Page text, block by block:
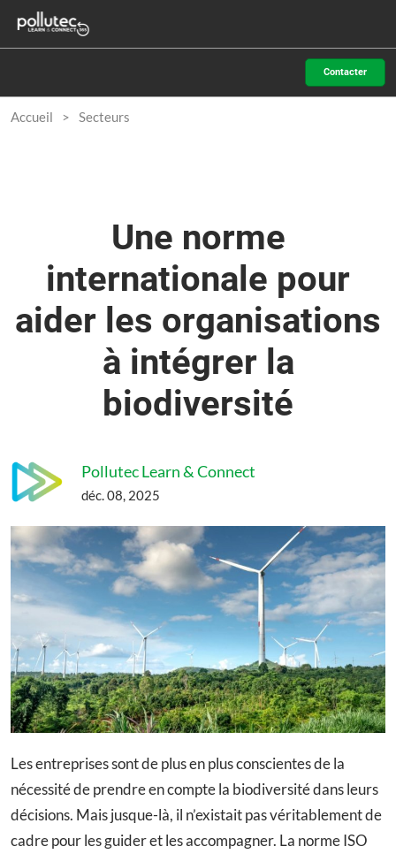
Accéder
au
contenu
Contacter
Accueil Secteurs
Une norme
internationale pour
aider les organisations
à intégrer la
biodiversité
Pollutec Learn & Connect
déc. 08, 2025
Les entreprises sont de plus en plus conscientes de la
nécessité de prendre en compte la biodiversité dans leurs
décisions. Mais jusque-là, il n’existait pas véritablement de
cadre pour les guider et les accompagner. La norme ISO